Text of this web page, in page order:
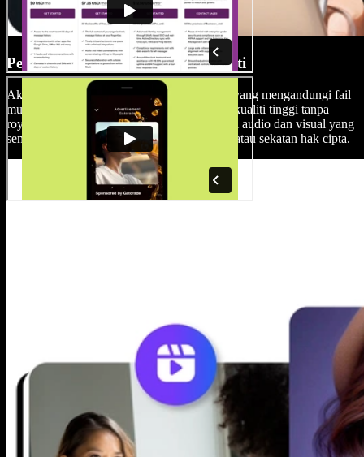
Perpustakaan Media Tanpa Royalti
Akses perpustakaan besar Speechify Studio yang mengandungi fail
muzik, kesan bunyi, imej, dan klip video berkualiti tinggi tanpa
royalti, memastikan produksi anda dilengkapi audio dan visual yang
sempurna tanpa perlu risau tentang tanda air atau sekatan hak cipta.